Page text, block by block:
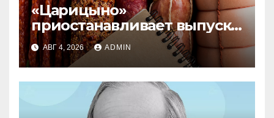
«Царицыно»
приостанавливает выпуск
продукции
АВГ 4, 2026 ADMIN